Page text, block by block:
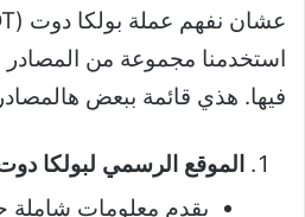
استخدمنا مجموعة من المصادر
فيها. هذي قائمة ببعض
الموقع الرسمي لبولكا
يقدم معلومات شاملة